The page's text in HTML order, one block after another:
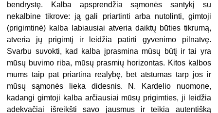
bendrystę. Kalba apsprendžia sąmonės santykį su
nekalbine tikrove: ją gali priartinti arba nutolinti, gimtoji
(prigimtinė) kalba labiausiai atveria daiktų būties tikrumą,
atveria jų prigimtį ir leidžia patirti gyvenimo pilnatvę.
Svarbu suvokti, kad kalba įprasmina mūsų būtį ir tai yra
mūsų buvimo riba, mūsų prasmių horizontas. Kitos kalbos
mums taip pat priartina realybę, bet atstumas tarp jos ir
mūsų sąmonės lieka didesnis. N. Kardelio nuomone,
kadangi gimtoji kalba arčiausiai mūsų prigimties, ji leidžia
adekvačiai išreikšti savo jausmus ir teikia autentišką